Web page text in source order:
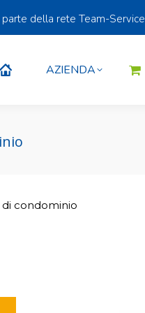
della rete Team-Service
AZIENDA
di condominio
AZIENDA